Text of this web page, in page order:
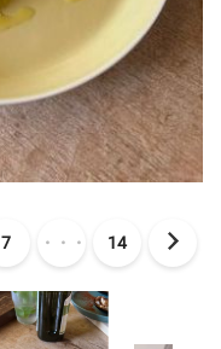
7 ・・・ 14